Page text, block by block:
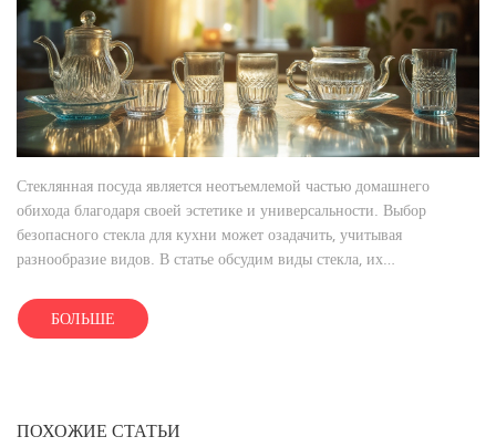
Стеклянная посуда является неотъемлемой частью домашнего
обихода благодаря своей эстетике и универсальности. Выбор
безопасного стекла для кухни может озадачить, учитывая
разнообразие видов. В статье обсудим виды стекла, их
здоровья. Рассмотрим советы экспертов и интересные факты о
стеклянной посуде.
БОЛЬШЕ
ПОХОЖИЕ СТАТЬИ